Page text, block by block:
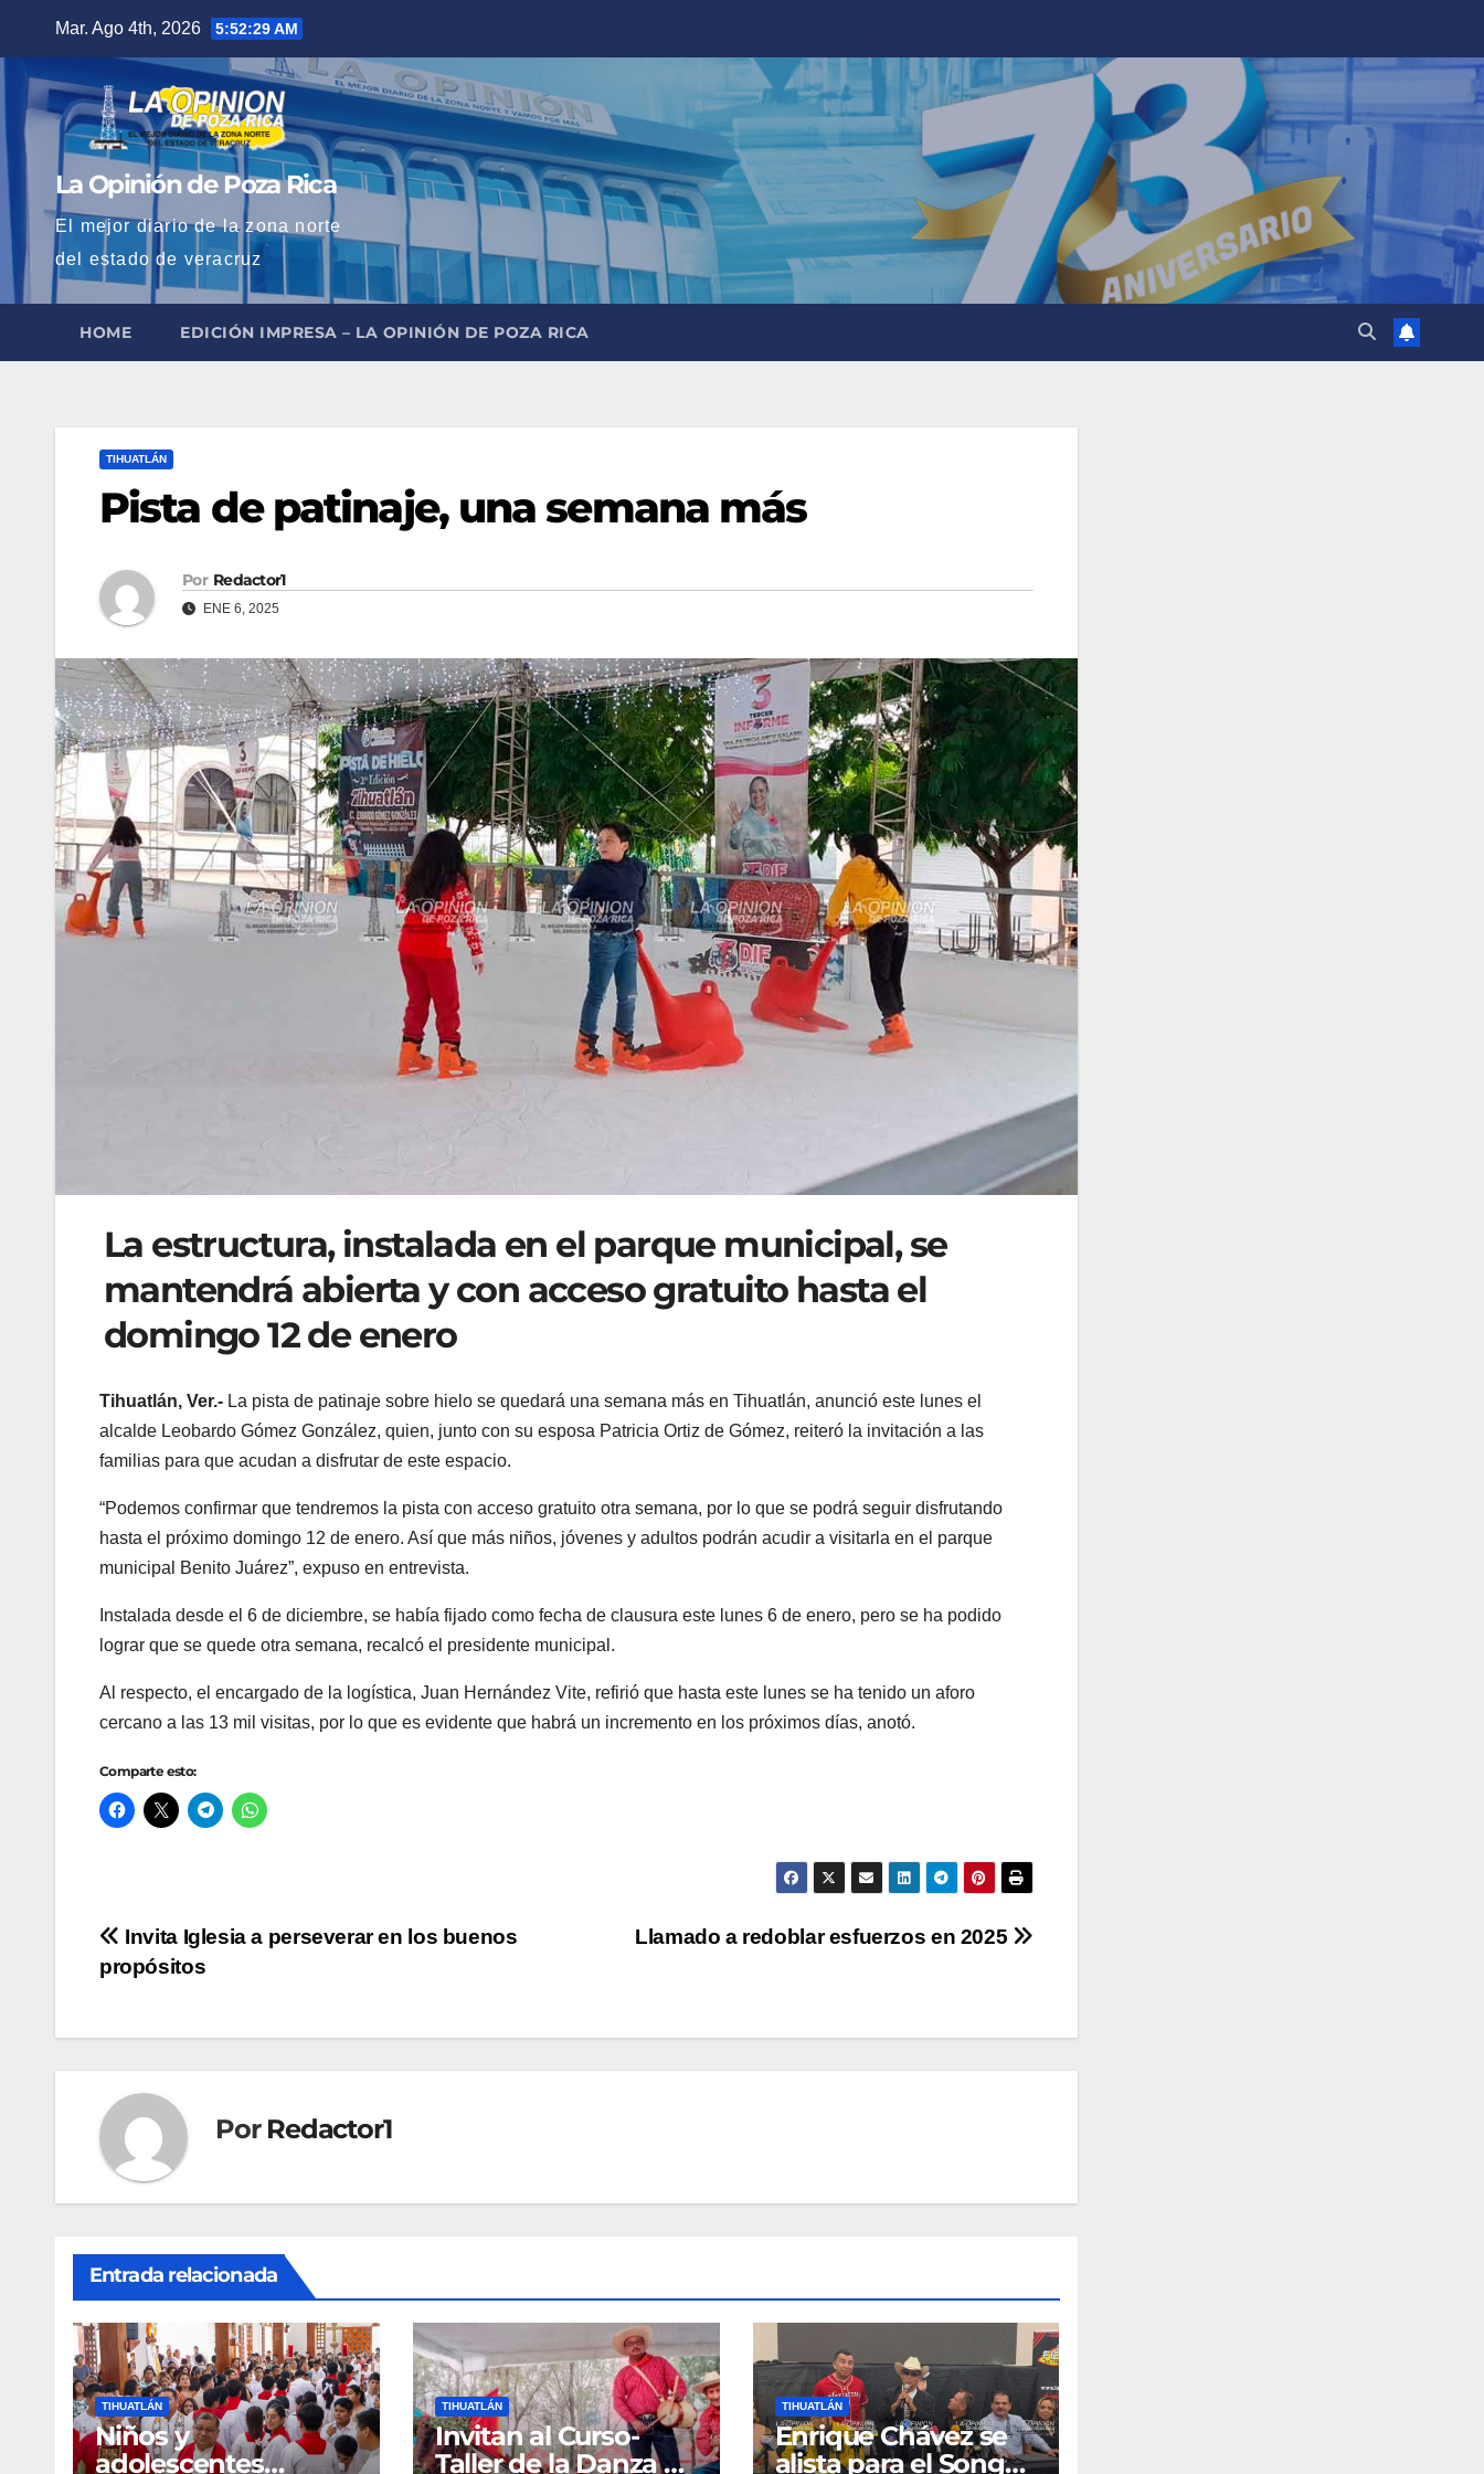
contenido
Mar. Ago 4th, 2026 5:52:30 AM
La Opinión de Poza Rica
El mejor diario de la zona norte
del estado de veracruz
HOME EDICIÓN IMPRESA – LA OPINIÓN DE POZA RICA
TIHUATLÁN
Pista de patinaje, una semana más
Por Redactor1
ENE 6, 2025
La estructura, instalada en el parque municipal, se
mantendrá abierta y con acceso gratuito hasta el
domingo 12 de enero
Tihuatlán, Ver.- La pista de patinaje sobre hielo se quedará una semana más en Tihuatlán, anunció este lunes el
alcalde Leobardo Gómez González, quien, junto con su esposa Patricia Ortiz de Gómez, reiteró la invitación a las
familias para que acudan a disfrutar de este espacio.
“Podemos confirmar que tendremos la pista con acceso gratuito otra semana, por lo que se podrá seguir disfrutando
hasta el próximo domingo 12 de enero. Así que más niños, jóvenes y adultos podrán acudir a visitarla en el parque
municipal Benito Juárez”, expuso en entrevista.
Instalada desde el 6 de diciembre, se había fijado como fecha de clausura este lunes 6 de enero, pero se ha podido
lograr que se quede otra semana, recalcó el presidente municipal.
Al respecto, el encargado de la logística, Juan Hernández Vite, refirió que hasta este lunes se ha tenido un aforo
cercano a las 13 mil visitas, por lo que es evidente que habrá un incremento en los próximos días, anotó.
Comparte esto:
Navegación
de
entradas
Llamado a redoblar esfuerzos en 2025
Invita Iglesia a perseverar en los buenos
propósitos
Por Redactor1
Entrada relacionada
TIHUATLÁN
Niños y
adolescentes
TIHUATLÁN
Invitan al Curso-
Taller de la Danza de
TIHUATLÁN
Enrique Chávez se
alista para el Song